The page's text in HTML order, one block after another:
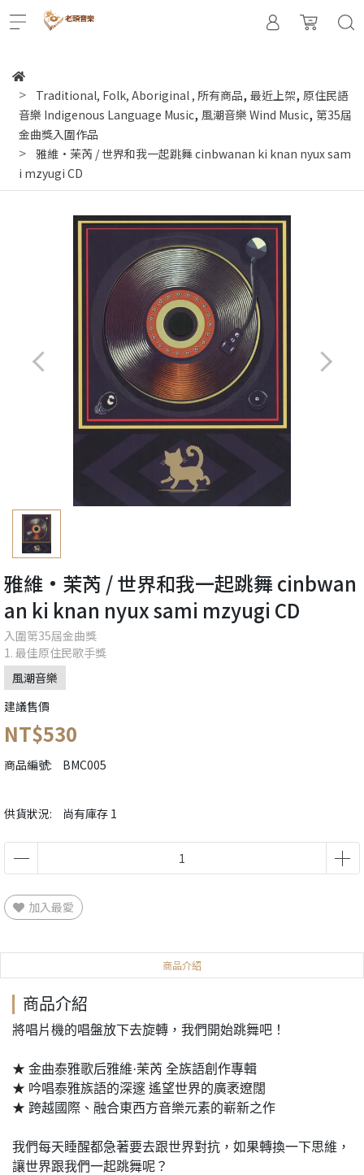
Traditional, Folk, Aboriginal , 所有商品, 最近上架, 原住民語
音樂 Indigenous Language Music, 風潮音樂 Wind Music, 第35屆
金曲獎入圍作品
雅維·茉芮 / 世界和我一起跳舞 cinbwanan ki knan nyux sam
i mzyugi CD
雅維·茉芮 / 世界和我一起跳舞 cinbwan
an ki knan nyux sami mzyugi CD
入圍第35屆金曲獎
1. 最佳原住民歌手獎
風潮音樂
建議售價
NT$530
商品編號: BMC005
供貨狀況: 尚有庫存 1
加入最愛
商品介紹
商品介紹
將唱片機的唱盤放下去旋轉，我們開始跳舞吧！
★ 金曲泰雅歌后雅維·茉芮 全族語創作專輯
★ 吟唱泰雅族語的深邃 遙望世界的廣袤遼闊
★ 跨越國際、融合東西方音樂元素的嶄新之作
我們每天睡醒都急著要去跟世界對抗，如果轉換一下思維，
讓世界跟我們一起跳舞呢？